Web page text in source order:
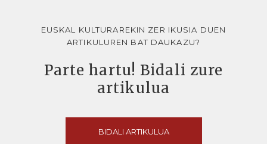
EUSKAL KULTURAREKIN ZER IKUSIA DUEN
ARTIKULUREN BAT DAUKAZU?
Parte hartu! Bidali zure
artikulua
BIDALI ARTIKULUA